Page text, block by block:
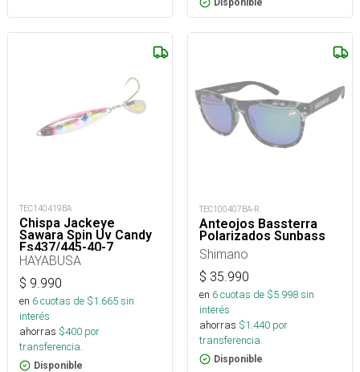
Disponible
TEC140419BA
Chispa Jackeye
Sawara Spin Uv Candy
Fs437/445-40-7_
HAYABUSA
$ 9.990
en 6cuotas de $1.665sin
interés
ahorras $400 por
transferencia.
Disponible
TEC100407BA-R
Anteojos Bassterra
Polarizados Sunbass
Shimano
$ 35.990
en 6cuotas de $5.998sin
interés
ahorras $1.440 por
transferencia.
Disponible